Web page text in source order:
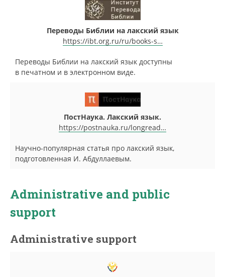
Переводы Библии на лакский язык
https://ibt.org.ru/ru/books-s…
Переводы Библии на лакский язык доступны
в печатном и в электронном виде.
ПостНаука. Лакский язык.
https://postnauka.ru/longread…
Научно-популярная статья про лакский язык,
подготовленная И. Абдуллаевым.
Administrative and public
support
Administrative support